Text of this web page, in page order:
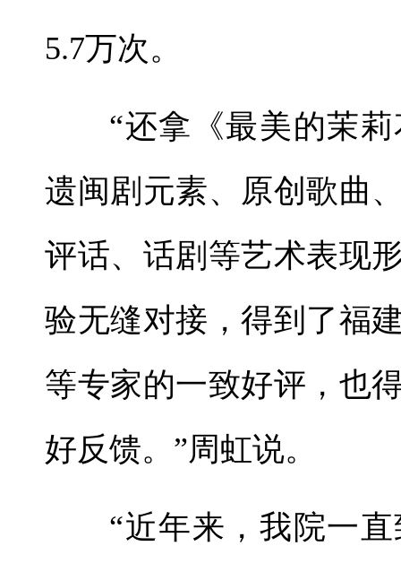
5.7万次。
“还拿《最美的茉
遗闽剧元素、原创歌曲
评话、话剧等艺术表现
验无缝对接，得到了福
等专家的一致好评，也
好反馈。”周虹说。
“近年来，我院一